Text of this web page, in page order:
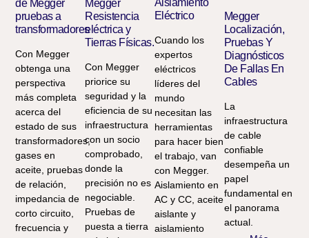
de Megger
pruebas a
transformadores
Con Megger
obtenga una
perspectiva
más completa
acerca del
estado de sus
transformadores,
gases en
aceite, pruebas
de relación,
impedancia de
corto circuito,
frecuencia y
Megger
Resistencia
eléctrica y
Tierras Físicas.
Con Megger
priorice su
seguridad y la
eficiencia de su
infraestructura
con un socio
comprobado,
donde la
precisión no es
negociable.
Pruebas de
puesta a tierra
Aislamiento
Eléctrico
Cuando los
expertos
eléctricos
líderes del
mundo
necesitan las
herramientas
para hacer bien
el trabajo, van
con Megger.
Aislamiento en
AC y CC, aceite
aislante y
aislamiento
Megger
Localización,
Pruebas Y
Diagnósticos
De Fallas En
Cables
La
infraestructura
de cable
confiable
desempeña un
papel
fundamental en
el panorama
actual.